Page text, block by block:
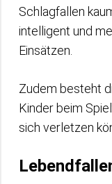
Schlagfallen
intelligent und
Einsätzen.
Zudem besteht
Kinder beim
sich verletzen